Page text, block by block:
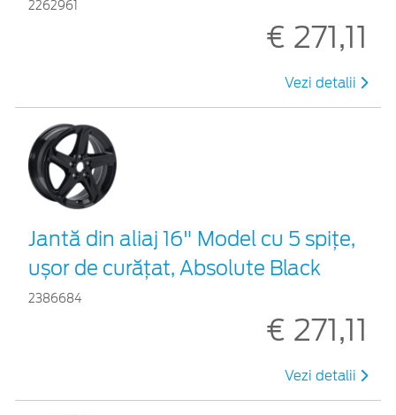
2262961
€ 271,11
Vezi detalii
Jantă din aliaj 16" Model cu 5 spițe,
ușor de curățat, Absolute Black
2386684
€ 271,11
Vezi detalii